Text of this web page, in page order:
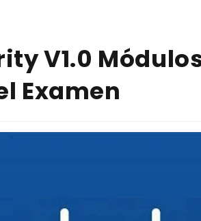
V1.0
Examen